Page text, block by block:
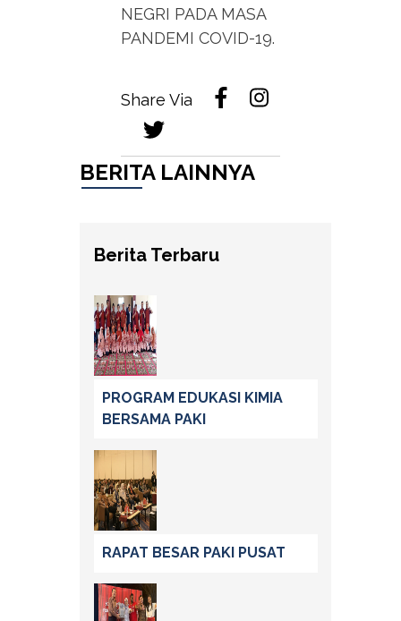
NEGRI PADA MASA
PANDEMI COVID-19.
Share Via
BERITA LAINNYA
Berita Terbaru
PROGRAM EDUKASI KIMIA
BERSAMA PAKI
RAPAT BESAR PAKI PUSAT